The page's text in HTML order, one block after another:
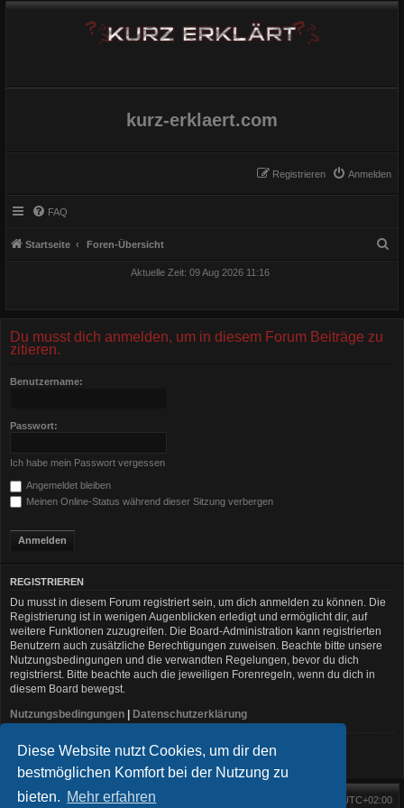
Diese Website nutzt Cookies, um dir den
bestmöglichen Komfort bei der Nutzung zu
bieten. Mehr erfahren
kurz-erklaert.com
Anmelden
Registrieren
FAQ
Startseite Foren-Übersicht
Aktuelle Zeit: 09 Aug 2026 11:16
Du musst dich anmelden, um in diesem Forum Beiträge zu
zitieren.
Benutzername:
Passwort:
Ich habe mein Passwort vergessen
Angemeldet bleiben
Meinen Online-Status während dieser Sitzung verbergen
REGISTRIEREN
Du musst in diesem Forum registriert sein, um dich anmelden zu können. Die
Registrierung ist in wenigen Augenblicken erledigt und ermöglicht dir, auf
weitere Funktionen zuzugreifen. Die Board-Administration kann registrierten
Benutzern auch zusätzliche Berechtigungen zuweisen. Beachte bitte unsere
Nutzungsbedingungen und die verwandten Regelungen, bevor du dich
registrierst. Bitte beachte auch die jeweiligen Forenregeln, wenn du dich in
diesem Board bewegst.
Nutzungsbedingungen | Datenschutzerklärung
Registrieren
Startseite Foren-Übersicht UTC+02:00